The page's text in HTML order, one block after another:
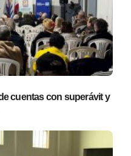
cuentas con superávit y